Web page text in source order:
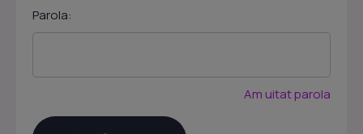
Parola:
Am uitat parola